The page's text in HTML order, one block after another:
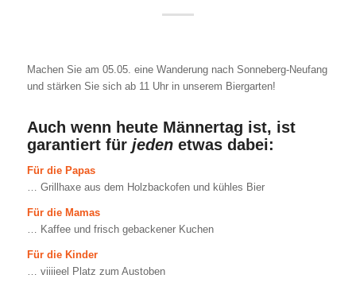
Machen Sie am 05.05. eine Wanderung nach Sonneberg-Neufang
und stärken Sie sich ab 11 Uhr in unserem Biergarten!
Auch wenn heute Männertag ist, ist
garantiert für jedenetwas dabei:
Für die Papas
… Grillhaxe aus dem Holzbackofen und kühles Bier
Für die Mamas
… Kaffee und frisch gebackener Kuchen
Für die Kinder
… viiiieel Platz zum Austoben